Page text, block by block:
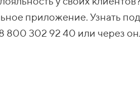
приложение. Узнать
800 302 92 40 или через